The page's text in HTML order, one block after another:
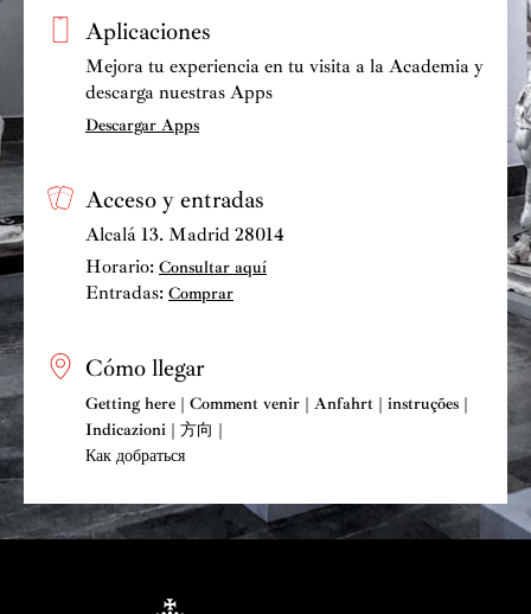
Miguel toca un cello del luthier Haat-Uilderks (2010).
www.trioarbos.es
Aplicaciones
Mejora tu experiencia en tu visita a la Academia y
descarga nuestras Apps
Descargar Apps
Acceso y entradas
Alcalá 13. Madrid 28014
Horario: Consultar aquí
Entradas: Comprar
Cómo llegar
Getting here | Comment venir | Anfahrt | instruções |
Indicazioni | 方向 |
Как добраться